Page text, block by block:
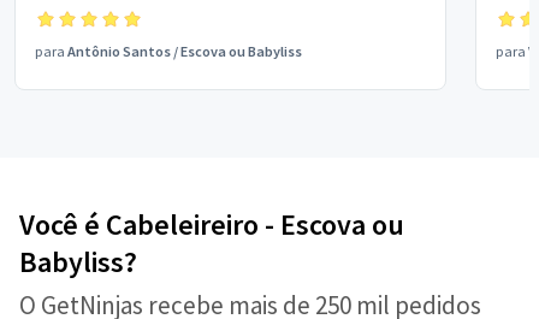
para Antônio Santos /Escova ou Babyliss para
Você é Cabeleireiro - Escova ou
Babyliss?
O GetNinjas recebe mais de 250 mil pedidos